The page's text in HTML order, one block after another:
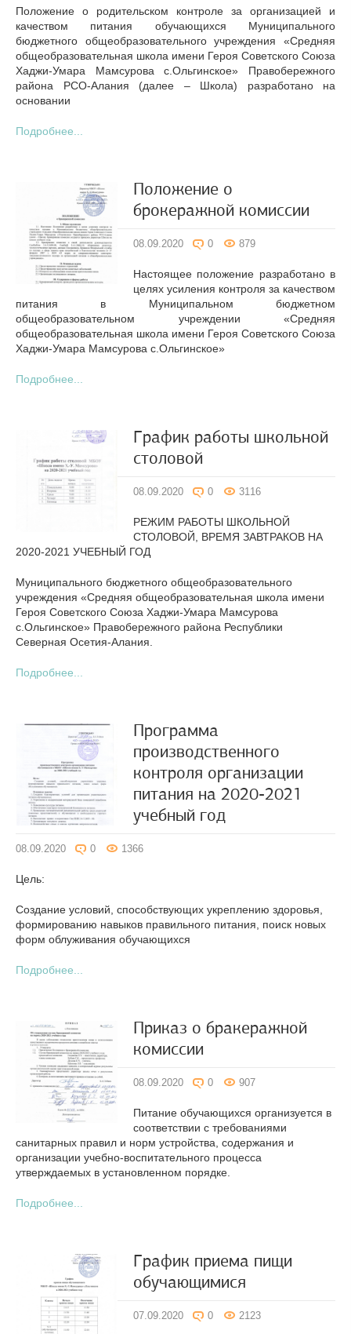
Положение о родительском контроле за организацией и
качеством питания обучающихся Муниципального
бюджетного общеобразовательного учреждения «Средняя
общеобразовательная школа имени Героя Советского Союза
Хаджи-Умара Мамсурова с.Ольгинское» Правобережного
района РСО-Алания (далее – Школа) разработано на
основании
Подробнее...
Положение о
брокеражной комиссии
08.09.2020 0 879
Настоящее положение разработано в
целях усиления контроля за качеством
питания в Муниципальном бюджетном
общеобразовательном учреждении «Средняя
общеобразовательная школа имени Героя Советского Союза
Хаджи-Умара Мамсурова с.Ольгинское»
Подробнее...
График работы школьной
столовой
08.09.2020 0 3116
РЕЖИМ РАБОТЫ ШКОЛЬНОЙ
СТОЛОВОЙ, ВРЕМЯ ЗАВТРАКОВ НА
2020-2021 УЧЕБНЫЙ ГОД
Муниципального бюджетного общеобразовательного
учреждения «Средняя общеобразовательная школа имени
Героя Советского Союза Хаджи-Умара Мамсурова
с.Ольгинское» Правобережного района Республики
Северная Осетия-Алания.
Подробнее...
Программа
производственного
контроля организации
питания на 2020-2021
учебный год
08.09.2020 0 1366
Цель:
Создание условий, способствующих укреплению здоровья,
формированию навыков правильного питания, поиск новых
форм облуживания обучающихся
Подробнее...
Приказ о бракеражной
комиссии
08.09.2020 0 907
Питание обучающихся организуется в
соответствии с требованиями
санитарных правил и норм устройства, содержания и
организации учебно-воспитательного процесса
утверждаемых в установленном порядке.
Подробнее...
График приема пищи
обучающимися
07.09.2020 0 2123